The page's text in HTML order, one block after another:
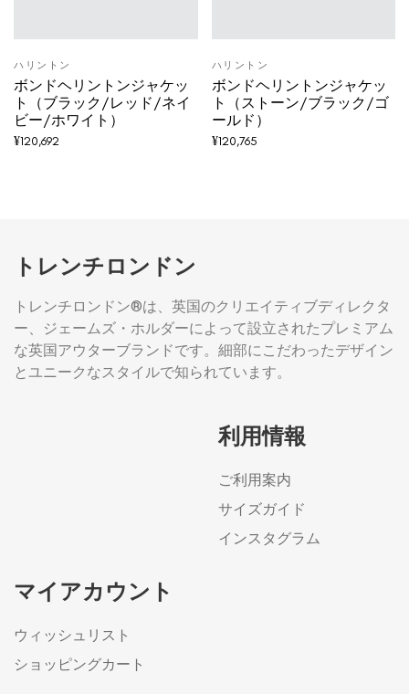
ハリントン
ボンドヘリントンジャケッ
ト（ブラック/レッド/ネイ
ビー/ホワイト）
¥120,692
ハリントン
ボンドヘリントンジャケッ
ト（ストーン/ブラック/ゴ
ールド）
¥120,765
トレンチロンドン
トレンチロンドン®は、英国のクリエイティブディレクタ
ー、ジェームズ・ホルダーによって設立されたプレミアム
な英国アウターブランドです。細部にこだわったデザイン
とユニークなスタイルで知られています。
利用情報
ご利用案内
サイズガイド
インスタグラム
マイアカウント
ウィッシュリスト
ショッピングカート